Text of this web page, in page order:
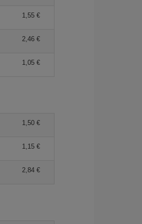
1,55 €
2,46 €
1,05 €
1,50 €
1,15 €
2,84 €